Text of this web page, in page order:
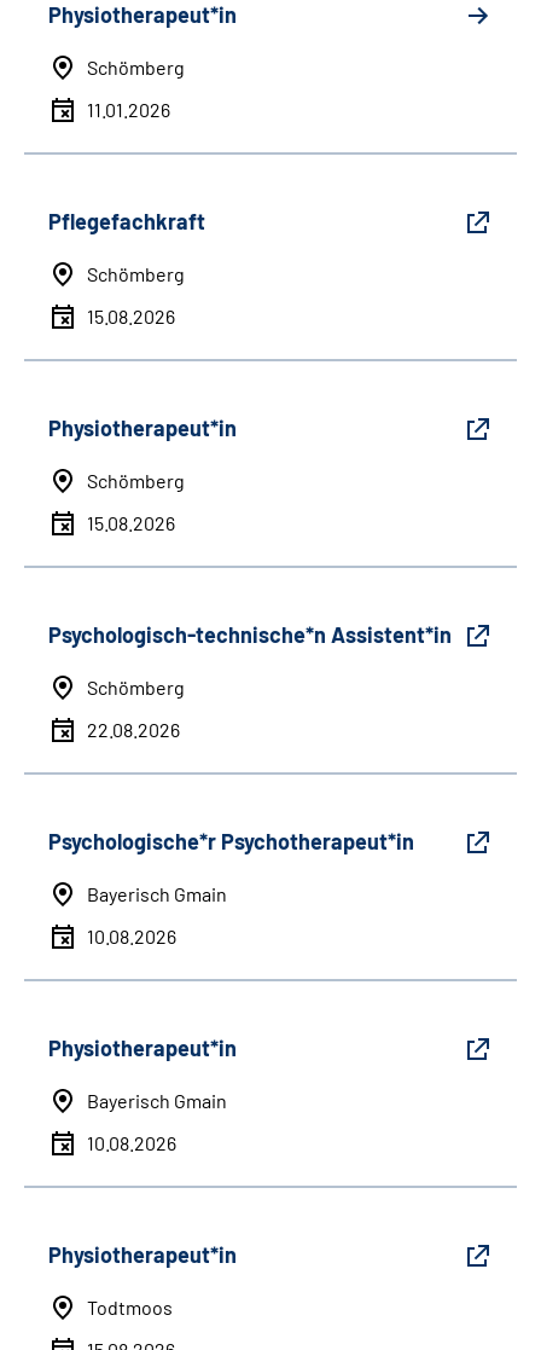
Physiotherapeut*in
Schömberg
11.01.2026
Pflegefachkraft
Schömberg
15.08.2026
Physiotherapeut*in
Schömberg
15.08.2026
Psychologisch-technische*n Assistent*in
Schömberg
22.08.2026
Psychologische*r Psychotherapeut*in
Bayerisch Gmain
10.08.2026
Physiotherapeut*in
Bayerisch Gmain
10.08.2026
Physiotherapeut*in
Todtmoos